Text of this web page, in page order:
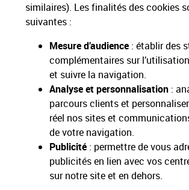
similaires). Les finalités des cookies
suivantes :
Mesure d’audience : établir des
complémentaires sur
et suivre la navigation.
Analyse et personnalisation :
parcours clients et
réel nos sites et
de votre navigation.
Publicité : permettre de vous
publicités en lien avec vos
sur notre site et en dehors.
Lettre de démission :
importantes & modèles
En savoir plus
Nos Engagements